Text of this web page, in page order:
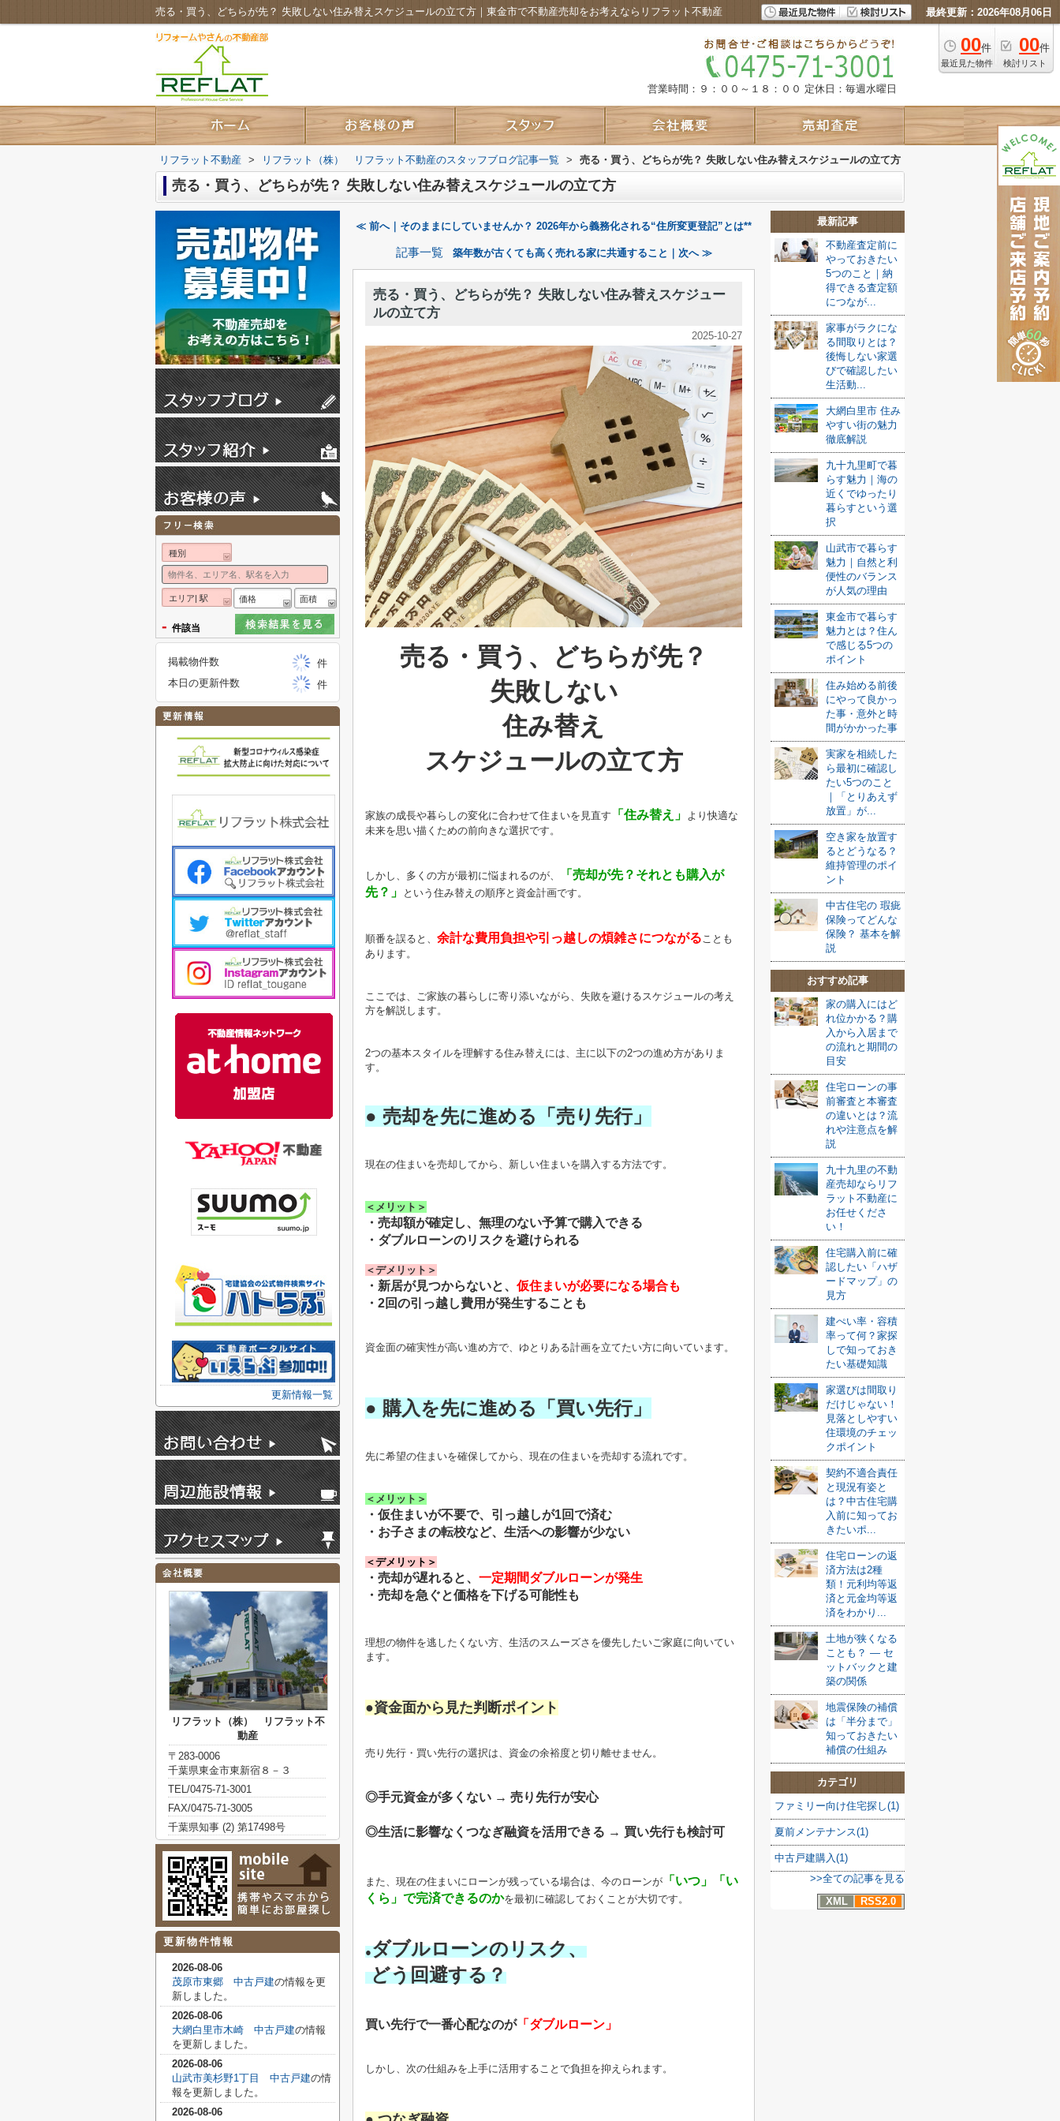
売る・買う、どちらが先？ 失敗しない住み替えスケジュールの立て方｜東金市で不動産売却をお考えならリフラット不動産 最終更新：2026年08月06日
00件
最近見た物件
00件
検討リスト
営業時間：９：００～１８：００ 定休日：毎週水曜日
リフラット不動産 > リフラット（株） リフラット不動産のスタッフブログ記事一覧 > 売る・買う、どちらが先？ 失敗しない住み替えスケジュールの立て方
売る・買う、どちらが先？ 失敗しない住み替えスケジュールの立て方
≪ 前へ｜そのままにしていませんか？ 2026年から義務化される“住所変更登記”とは**
記事一覧 築年数が古くても高く売れる家に共通すること｜次へ ≫
売る・買う、どちらが先？ 失敗しない住み替えスケジュー
ルの立て方
2025-10-27
売る・買う、どちらが先？
失敗しない
住み替え
スケジュールの立て方
家族の成長や暮らしの変化に合わせて住まいを見直す 「住み替え」 より快適な
未来を思い描くための前向きな選択です。
しかし、多くの方が最初に悩まれるのが、
「売却が先？それとも購入が
先？」
という住み替えの順序と資金計画です。
順番を誤ると、 余計な費用負担や引っ越しの煩雑さにつながることも
あります。
ここでは、ご家族の暮らしに寄り添いながら、失敗を避けるスケジュールの考え
方を解説します。
2つの基本スタイルを理解する住み替えには、主に以下の2つの進め方がありま
す。
● 売却を先に進める「売り先行」
現在の住まいを売却してから、新しい住まいを購入する方法です。
＜メリット＞
・売却額が確定し、無理のない予算で購入できる
・ダブルローンのリスクを避けられる
＜デメリット＞
・新居が見つからないと、 仮住まいが必要になる場合も
・ 2回の引っ越し費用が発生することも
資金面の確実性が高い進め方で、ゆとりある計画を立てたい方に向いています。
● 購入を先に進める「買い先行」
先に希望の住まいを確保してから、現在の住まいを売却する流れです。
＜メリット＞
・仮住まいが不要で、引っ越しが1回で済む
・お子さまの転校など、生活への影響が少ない
＜デメリット＞
・売却が遅れると、 一定期間ダブルローンが発生
・売却を急ぐと価格を下げる可能性も
理想の物件を逃したくない方、生活のスムーズさを優先したいご家庭に向いてい
ます。
●資金面から見た判断ポイント
売り先行・買い先行の選択は、資金の余裕度と切り離せません。
◎手元資金が多くない → 売り先行が安心
◎生活に影響なくつなぎ融資を活用できる → 買い先行も検討可
また、現在の住まいにローンが残っている場合は、 今のローンが 「いつ」「い
くら」で完済できるのかを最初に確認しておくことが大切です。
●ダブルローンのリスク、
どう回避する？
買い先行で一番心配なのが「ダブルローン」
しかし、次の仕組みを上手に活用することで負担を抑えられます。
最新記事
不動産査定前に
やっておきたい
5つのこと｜納
得できる査定額
につなが...
家事がラクにな
る間取りとは？
後悔しない家選
びで確認したい
生活動...
大網白里市 住み
やすい街の魅力
徹底解説
九十九里町で暮
らす魅力｜海の
近くでゆったり
暮らすという選
択
山武市で暮らす
魅力｜自然と利
便性のバランス
が人気の理由
東金市で暮らす
魅力とは？住ん
で感じる5つの
ポイント
住み始める前後
にやって良かっ
た事・意外と時
間がかかった事
実家を相続した
ら最初に確認し
たい5つのこと
｜「とりあえず
放置」が...
空き家を放置す
るとどうなる？
維持管理のポイ
ント
中古住宅の 瑕疵
保険ってどんな
保険？ 基本を解
説
おすすめ記事
家の購入にはど
れ位かかる？購
入から入居まで
の流れと期間の
目安
住宅ローンの事
前審査と本審査
の違いとは？流
れや注意点を解
説
九十九里の不動
産売却ならリフ
ラット不動産に
お任せくださ
い！
住宅購入前に確
認したい「ハザ
ードマップ」の
見方
建ぺい率・容積
率って何？家探
しで知っておき
たい基礎知識
家選びは間取り
だけじゃない！
見落としやすい
住環境のチェッ
クポイント
契約不適合責任
と現況有姿と
は？中古住宅購
入前に知ってお
きたいポ...
住宅ローンの返
済方法は2種
類！元利均等返
済と元金均等返
済をわかり...
土地が狭くなる
ことも？ ― セ
ットバックと建
築の関係
地震保険の補償
は「半分まで」
知っておきたい
補償の仕組み
カテゴリ
ファミリー向け住宅探し(1)
夏前メンテナンス(1)
中古戸建購入(1)
>>全ての記事を見る
XML
RSS2.0
種別
エリア| 駅 価格 面積
- 件該当
掲載物件数
件
本日の更新件数
件
更新情報一覧
リフラット（株） リフラット不
動産
〒283-0006
千葉県東金市東新宿８－３
TEL/0475-71-3001
FAX/0475-71-3005
千葉県知事 (2) 第17498号
更新物件情報
2026-08-06
茂原市東郷 中古戸建の情報を更
新しました。
2026-08-06
大網白里市木崎 中古戸建の情報
を更新しました。
2026-08-06
山武市美杉野1丁目 中古戸建の情
報を更新しました。
2026-08-06